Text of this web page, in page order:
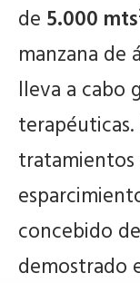
de 5.000
manzana de
lleva a cabo
tratamientos
concebido
demostrado